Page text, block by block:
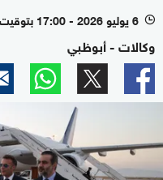
l 6 يوليو 2026 - 17:00 بتوقيت أبوظبي
وكالات - أبوظبي